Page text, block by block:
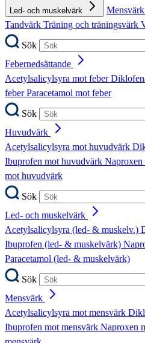
Led- och muskelvärk Mensvärk
Tandvärk Träning och träningsvärk
Sök
Febernedsättande
Acetylsalicylsyra mot feber
feberParacetamol mot feber
Sök
Huvudvärk
Acetylsalicylsyra mot huvudvärk
Ibuprofen mot huvudvärk
mot huvudvärk
Sök
Led- och muskelvärk
Acetylsalicylsyra (led- & muskelv.)
Ibuprofen (led- & muskelvärk)
Paracetamol (led- & muskelvärk)
Sök
Mensvärk
Acetylsalicylsyra mot mensvärk
Ibuprofen mot mensvärk Naproxen